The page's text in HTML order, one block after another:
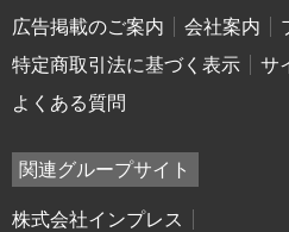
広告掲載のご案内
会社案内
特定商取引法に基づく表示
サ
よくある質問
関連グループサイト
株式会社インプレス